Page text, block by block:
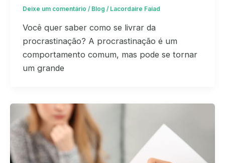
Deixe um comentário / Blog / Lacordaire Faiad
Você quer saber como se livrar da
procrastinação? A procrastinação é um
comportamento comum, mas pode se tornar
um grande